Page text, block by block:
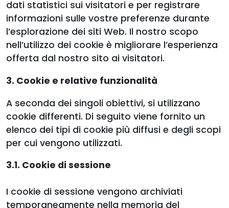
dati statistici sui visitatori e per registrare
informazioni sulle vostre preferenze durante
l’esplorazione dei siti Web. Il nostro scopo
nell’utilizzo dei cookie è migliorare l’esperienza
offerta dal nostro sito ai visitatori.
3. Cookie e relative funzionalità
A seconda dei singoli obiettivi, si utilizzano
cookie differenti. Di seguito viene fornito un
elenco dei tipi di cookie più diffusi e degli scopi
per cui vengono utilizzati.
3.1. Cookie di sessione
I cookie di sessione vengono archiviati
temporaneamente nella memoria del